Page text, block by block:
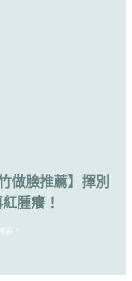
做臉推薦】揮別
腫癢！
要。